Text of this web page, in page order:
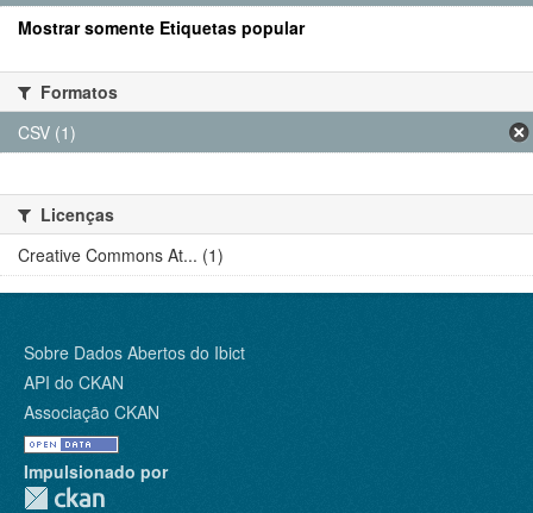
Mostrar somente Etiquetas popular
Formatos
CSV (1)
Licenças
Creative Commons At... (1)
Sobre Dados Abertos do Ibict
API do CKAN
Associação CKAN
Impulsionado por